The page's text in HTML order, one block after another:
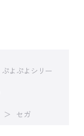
ぷよぷよシリー
セガ